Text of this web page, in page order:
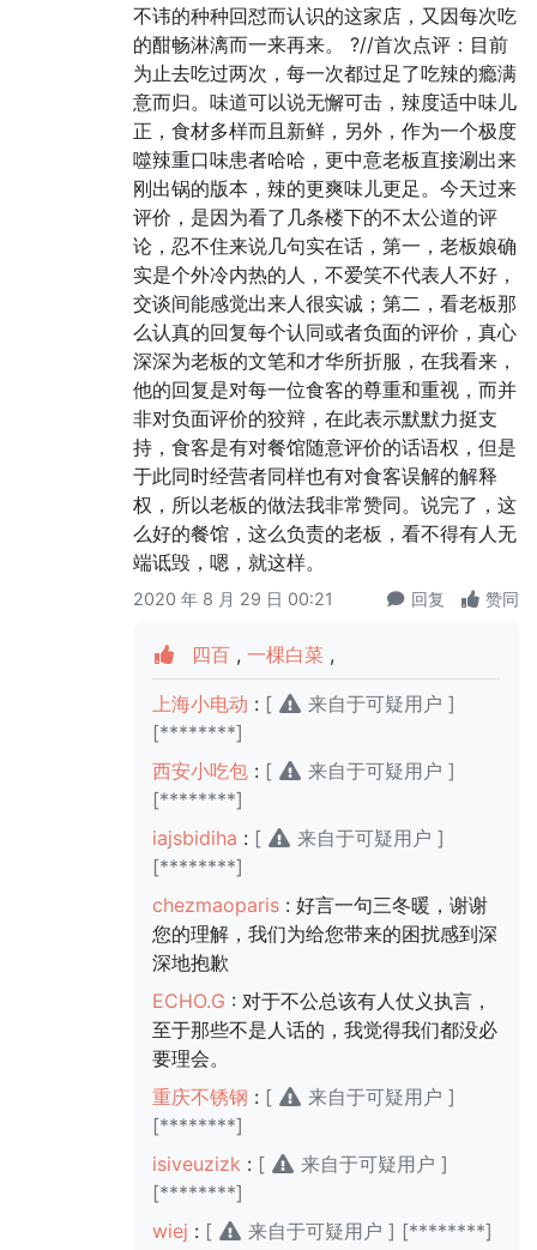
不讳的种种回怼而认识的这家店，又因每次吃
的酣畅淋漓而一来再来。 ?//首次点评：目前
为止去吃过两次，每一次都过足了吃辣的瘾满
意而归。味道可以说无懈可击，辣度适中味儿
正，食材多样而且新鲜，另外，作为一个极度
噬辣重口味患者哈哈，更中意老板直接涮出来
刚出锅的版本，辣的更爽味儿更足。今天过来
评价，是因为看了几条楼下的不太公道的评
论，忍不住来说几句实在话，第一，老板娘确
实是个外冷内热的人，不爱笑不代表人不好，
交谈间能感觉出来人很实诚；第二，看老板那
么认真的回复每个认同或者负面的评价，真心
深深为老板的文笔和才华所折服，在我看来，
他的回复是对每一位食客的尊重和重视，而并
非对负面评价的狡辩，在此表示默默力挺支
持，食客是有对餐馆随意评价的话语权，但是
于此同时经营者同样也有对食客误解的解释
权，所以老板的做法我非常赞同。说完了，这
么好的餐馆，这么负责的老板，看不得有人无
端诋毁，嗯，就这样。
2020 年 8 月 29 日 00:21 回复 赞同
四百 , 一棵白菜 ,
上海小电动 : [
来自于可疑用户 ]
[********]
西安小吃包 : [
来自于可疑用户 ]
[********]
iajsbidiha : [
来自于可疑用户 ]
[********]
chezmaoparis : 好言一句三冬暖，谢谢
您的理解，我们为给您带来的困扰感到深
深地抱歉
ECHO.G : 对于不公总该有人仗义执言，
至于那些不是人话的，我觉得我们都没必
要理会。
重庆不锈钢 : [
来自于可疑用户 ]
[********]
isiveuzizk : [
来自于可疑用户 ]
[********]
wiej : [
来自于可疑用户 ] [********]